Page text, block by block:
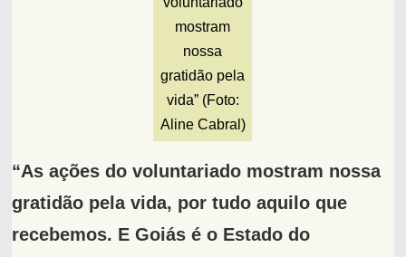
mostram
nossa
gratidão pela
vida” (Foto:
Aline Cabral)
“As ações do voluntariado mostram nossa
gratidão pela vida, por tudo aquilo que
recebemos. E Goiás é o Estado do